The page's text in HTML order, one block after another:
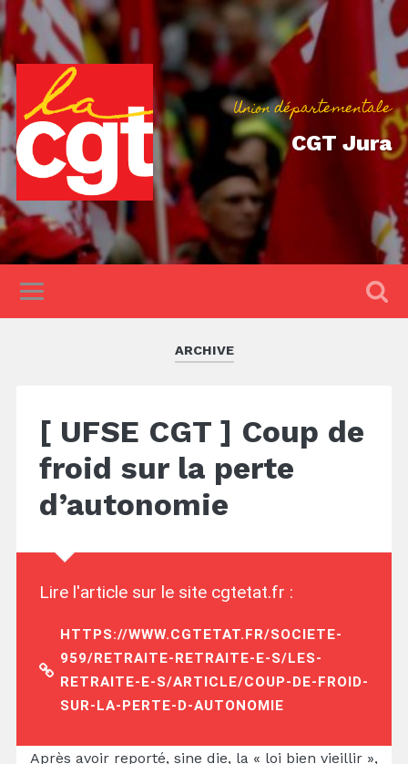
Union départementale
CGT Jura
ARCHIVE
[ UFSE CGT ] Coup de
froid sur la perte
d’autonomie
Lire l'article sur le site cgtetat.fr :
HTTPS://WWW.CGTETAT.FR/SOCIETE-
959/RETRAITE-RETRAITE-E-S/LES-
RETRAITE-E-S/ARTICLE/COUP-DE-FROID-
SUR-LA-PERTE-D-AUTONOMIE
Après avoir reporté, sine die, la « loi bien vieillir »,